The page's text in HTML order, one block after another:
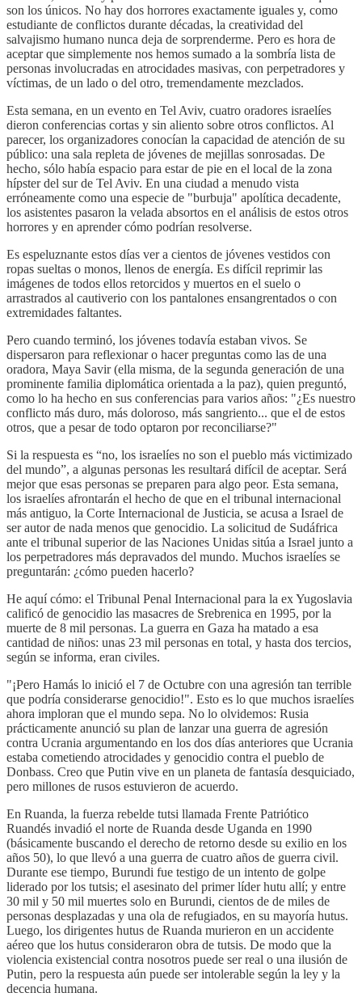
son los únicos. No hay dos horrores exactamente iguales y, como
estudiante de conflictos durante décadas, la creatividad del
salvajismo humano nunca deja de sorprenderme. Pero es hora de
aceptar que simplemente nos hemos sumado a la sombría lista de
personas involucradas en atrocidades masivas, con perpetradores y
víctimas, de un lado o del otro, tremendamente mezclados.
Esta semana, en un evento en Tel Aviv, cuatro oradores israelíes
dieron conferencias cortas y sin aliento sobre otros conflictos. Al
parecer, los organizadores conocían la capacidad de atención de su
público: una sala repleta de jóvenes de mejillas sonrosadas. De
hecho, sólo había espacio para estar de pie en el local de la zona
hípster del sur de Tel Aviv. En una ciudad a menudo vista
erróneamente como una especie de "burbuja" apolítica decadente,
los asistentes pasaron la velada absortos en el análisis de estos otros
horrores y en aprender cómo podrían resolverse.
Es espeluznante estos días ver a cientos de jóvenes vestidos con
ropas sueltas o monos, llenos de energía. Es difícil reprimir las
imágenes de todos ellos retorcidos y muertos en el suelo o
arrastrados al cautiverio con los pantalones ensangrentados o con
extremidades faltantes.
Pero cuando terminó, los jóvenes todavía estaban vivos. Se
dispersaron para reflexionar o hacer preguntas como las de una
oradora, Maya Savir (ella misma, de la segunda generación de una
prominente familia diplomática orientada a la paz), quien preguntó,
como lo ha hecho en sus conferencias para varios años: "¿Es nuestro
conflicto más duro, más doloroso, más sangriento... que el de estos
otros, que a pesar de todo optaron por reconciliarse?"
Si la respuesta es “no, los israelíes no son el pueblo más victimizado
del mundo”, a algunas personas les resultará difícil de aceptar. Será
mejor que esas personas se preparen para algo peor. Esta semana,
los israelíes afrontarán el hecho de que en el tribunal internacional
más antiguo, la Corte Internacional de Justicia, se acusa a Israel de
ser autor de nada menos que genocidio. La solicitud de Sudáfrica
ante el tribunal superior de las Naciones Unidas sitúa a Israel junto a
los perpetradores más depravados del mundo. Muchos israelíes se
preguntarán: ¿cómo pueden hacerlo?
He aquí cómo: el Tribunal Penal Internacional para la ex Yugoslavia
calificó de genocidio las masacres de Srebrenica en 1995, por la
muerte de 8 mil personas. La guerra en Gaza ha matado a esa
cantidad de niños: unas 23 mil personas en total, y hasta dos tercios,
según se informa, eran civiles.
"¡Pero Hamás lo inició el 7 de Octubre con una agresión tan terrible
que podría considerarse genocidio!". Esto es lo que muchos israelíes
ahora imploran que el mundo sepa. No lo olvidemos: Rusia
prácticamente anunció su plan de lanzar una guerra de agresión
contra Ucrania argumentando en los dos días anteriores que Ucrania
estaba cometiendo atrocidades y genocidio contra el pueblo de
Donbass. Creo que Putin vive en un planeta de fantasía desquiciado,
pero millones de rusos estuvieron de acuerdo.
En Ruanda, la fuerza rebelde tutsi llamada Frente Patriótico
Ruandés invadió el norte de Ruanda desde Uganda en 1990
(básicamente buscando el derecho de retorno desde su exilio en los
años 50), lo que llevó a una guerra de cuatro años de guerra civil.
Durante ese tiempo, Burundi fue testigo de un intento de golpe
liderado por los tutsis; el asesinato del primer líder hutu allí; y entre
30 mil y 50 mil muertes solo en Burundi, cientos de de miles de
personas desplazadas y una ola de refugiados, en su mayoría hutus.
Luego, los dirigentes hutus de Ruanda murieron en un accidente
aéreo que los hutus consideraron obra de tutsis. De modo que la
violencia existencial contra nosotros puede ser real o una ilusión de
Putin, pero la respuesta aún puede ser intolerable según la ley y la
decencia humana.